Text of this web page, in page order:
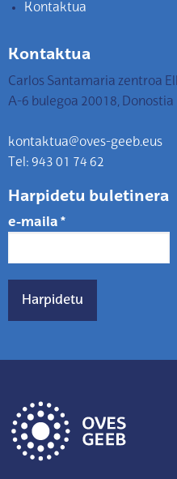
Kontaktua
Kontaktua
Carlos Santamaria zentroa
A-6 bulegoa 20018, Donostia
kontaktua@oves-geeb.eus
Tel: 943 01 74 62
Harpidetu buletinera
e-maila *